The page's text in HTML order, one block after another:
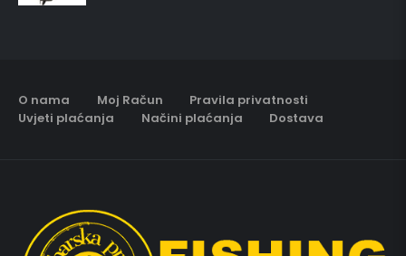
O nama Moj Račun
Pravila privatnosti
Uvjeti plaćanja
Načini plaćanja Dostava